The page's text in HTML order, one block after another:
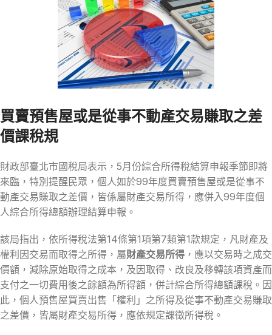
買賣預售屋或是從事不動產交易賺取之差
價課稅規
財政部臺北市國稅局表示，5月份綜合所得稅結算申報季節即將
來臨，特別提醒民眾，個人如於99年度買賣預售屋或是從事不
動產交易賺取之差價，皆係屬財產交易所得，應併入99年度個
人綜合所得總額辦理結算申報。
該局指出，依所得稅法第14條第1項第7類第1款規定，凡財產及
權利因交易而取得之所得，屬財產交易所得 ，應以交易時之成交
價額，減除原始取得之成本，及因取得、改良及移轉該項資產而
支付之一切費用後之餘額為所得額，併計綜合所得總額課稅。因
此，個人預售屋買賣出售「權利」之所得及從事不動產交易賺取
之差價，皆屬財產交易所得，應依規定課徵所得稅。